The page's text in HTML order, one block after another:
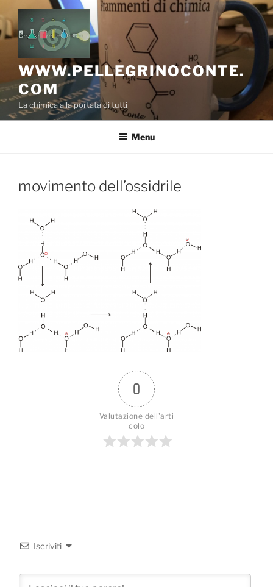
Salta
al
contenuto
WWW.PELLEGRINOCONTE.
COM
La chimica alla portata di tutti
Menu
movimento dell’ossidrile
0
Valutazione dell'arti
colo
Iscriviti